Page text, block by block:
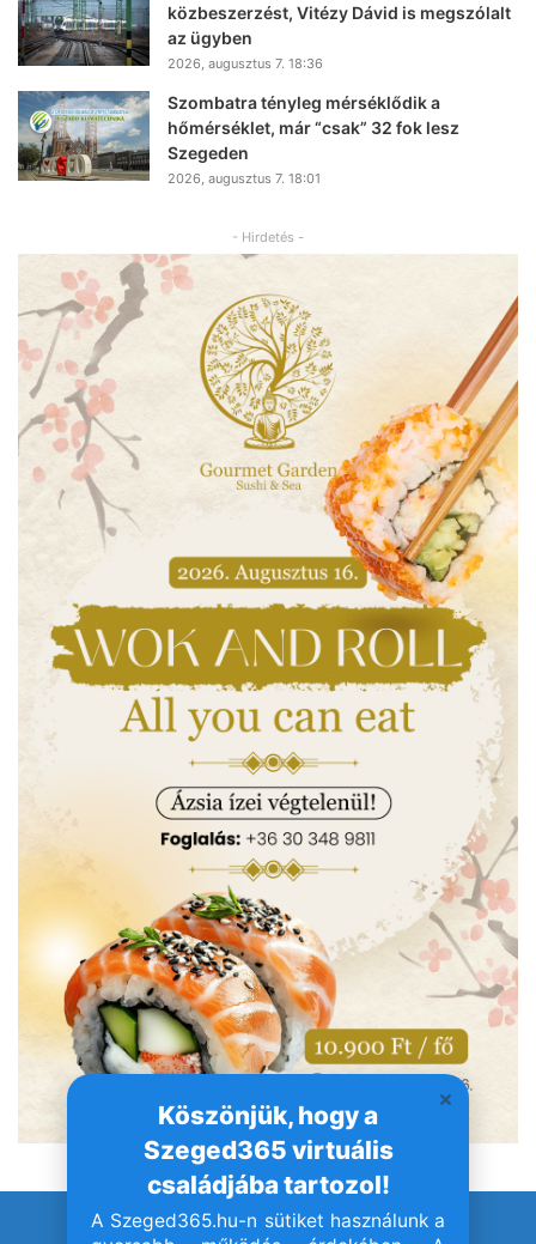
Köszönjük, hogy a
Szeged365 virtuális
családjába tartozol!
A Szeged365.hu-n sütiket használunk a
közbeszerzést, Vitézy Dávid is megszólalt
az ügyben
2026, augusztus 7. 18:36
Szombatra tényleg mérséklődik a
hőmérséklet, már “csak” 32 fok lesz
Szegeden
2026, augusztus 7. 18:01
- Hirdetés -
© Szeged365.hu I Minden jog fenntartva!